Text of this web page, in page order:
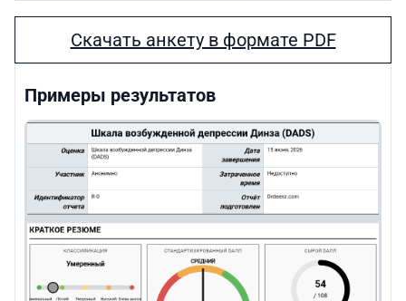
Скачать анкету в формате PDF
Примеры результатов